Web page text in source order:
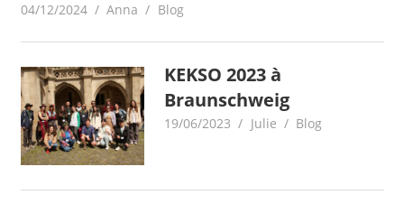
04/12/2024 Anna Blog
KEKSO 2023 à
Braunschweig
19/06/2023 Julie Blog